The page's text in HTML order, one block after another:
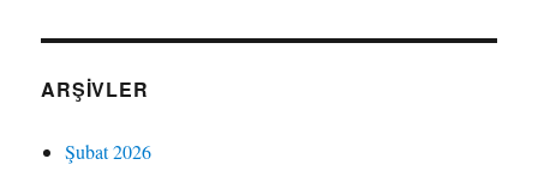
ARŞIVLER
Şubat 2026